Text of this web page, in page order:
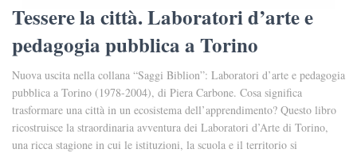
Tessere la città. Laboratori d’arte e
pedagogia pubblica a Torino
Nuova uscita nella collana “Saggi Biblion”: Laboratori d’arte e pedagogia
pubblica a Torino (1978-2004), di Piera Carbone. Cosa significa
trasformare una città in un ecosistema dell’apprendimento? Questo libro
ricostruisce la straordinaria avventura dei Laboratori d’Arte di Torino,
una ricca stagione in cui le istituzioni, la scuola e il territorio si